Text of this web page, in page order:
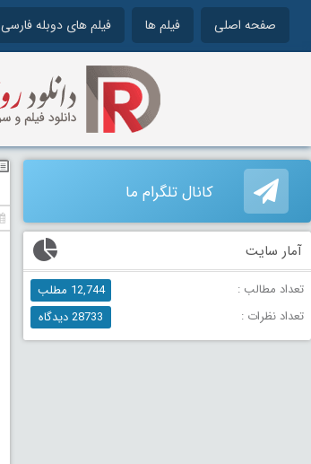
صفحه اصلی فیلم ها فیلم های دوبله فارسی
کانال تلگرام ما
آمار سایت
تعداد مطالب :
12,744 مطلب
تعداد نظرات :
28733 دیدگاه